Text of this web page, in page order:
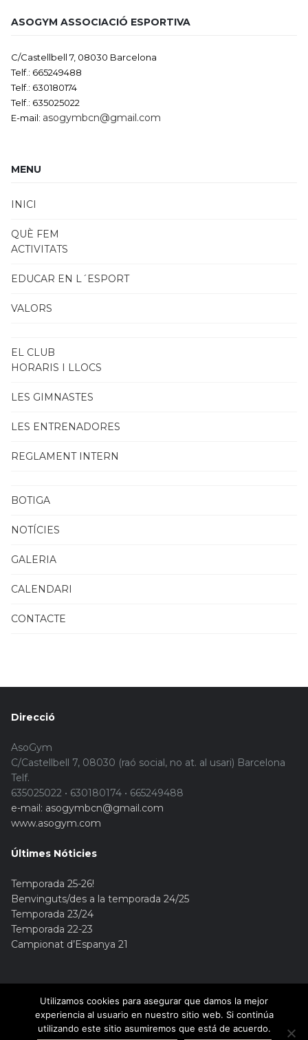
ASOGYM ASSOCIACIÓ ESPORTIVA
C/Castellbell 7, 08030 Barcelona
Telf.: 665249488
Telf.: 630180174
Telf.: 635025022
E-mail: asogymbcn@gmail.com
MENU
INICI
QUÈ FEM
ACTIVITATS
EDUCAR EN L´ESPORT
VALORS
EL CLUB
HORARIS I LLOCS
LES GIMNASTES
LES ENTRENADORES
REGLAMENT INTERN
BOTIGA
NOTÍCIES
GALERIA
CALENDARI
CONTACTE
Direcció
AsoGym
C/Castellbell 7, 08030 (raó social, no at. al usari) Barcelona
Telf.
635025022 • 630180174 • 665249488
e-mail: asogymbcn@gmail.com
www.asogym.com
Últimes Nóticies
Temporada 25-26!
Benvinguts/des a la temporada 24/25
Temporada 23/24
Temporada 22-23
Campionat d’Espanya 21
© Copyright 2015. Asogym
Utilizamos cookies para asegurar que damos la mejor
experiencia al usuario en nuestro sitio web. Si continúa
utilizando este sitio asumiremos que está de acuerdo.